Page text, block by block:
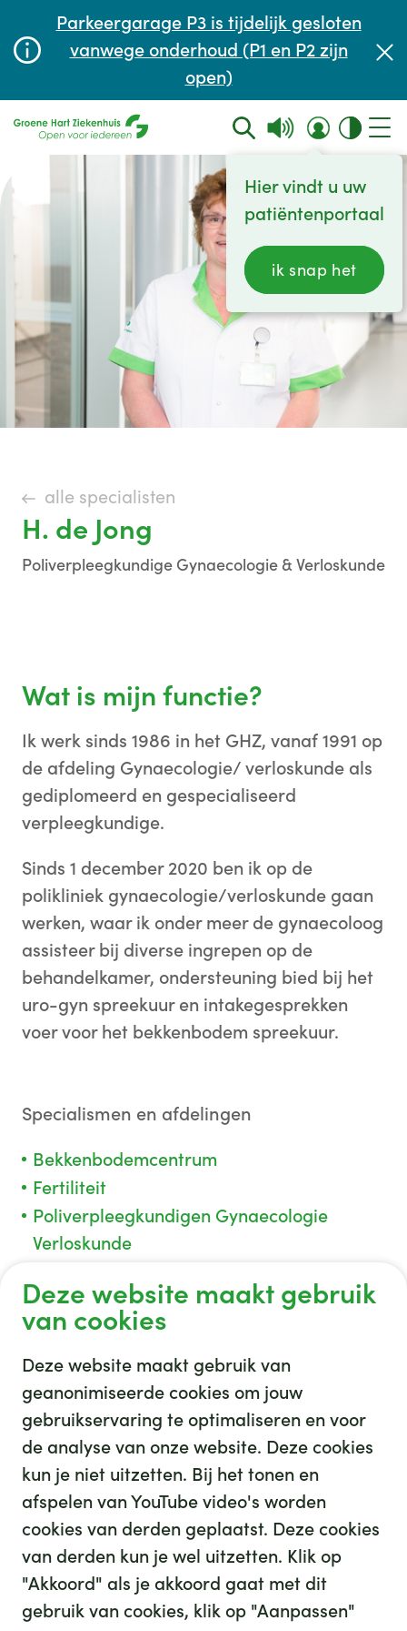
Parkeergarage P3 is tijdelijk gesloten
vanwege onderhoud (P1 en P2 zijn
open)
Hier vindt u uw
patiëntenportaal
ik snap het
Wachttijden
alle specialisten
H. de Jong
Poliverpleegkundige Gynaecologie & Verloskunde
Wat is mijn functie?
Ik werk sinds 1986 in het GHZ, vanaf 1991 op
de afdeling Gynaecologie/ verloskunde als
gediplomeerd en gespecialiseerd
verpleegkundige.
Sinds 1 december 2020 ben ik op de
polikliniek gynaecologie/verloskunde gaan
werken, waar ik onder meer de gynaecoloog
assisteer bij diverse ingrepen op de
behandelkamer, ondersteuning bied bij het
uro-gyn spreekuur en intakegesprekken
voer voor het bekkenbodem spreekuur.
Specialismen en afdelingen
Bekkenbodemcentrum
Fertiliteit
Poliverpleegkundigen Gynaecologie
Verloskunde
Deze website maakt gebruik
van cookies
Deze website maakt gebruik van
geanonimiseerde cookies om jouw
gebruikservaring te optimaliseren en voor
de analyse van onze website. Deze cookies
kun je niet uitzetten. Bij het tonen en
afspelen van YouTube video's worden
cookies van derden geplaatst. Deze cookies
van derden kun je wel uitzetten. Klik op
"Akkoord" als je akkoord gaat met dit
gebruik van cookies, klik op "Aanpassen"
GHZ